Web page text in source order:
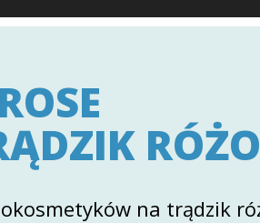
na trądzik